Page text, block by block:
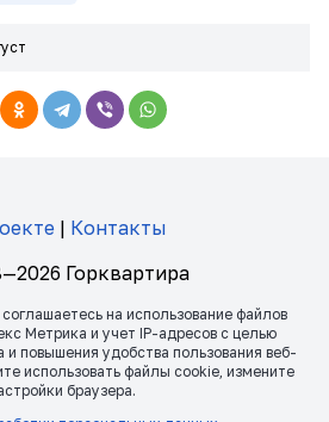
| Контакты
Горквартира
на использование файлов
Метрика и учет IP-адресов с целью
и повышения удобства пользования веб-
использовать файлы сookie, измените
браузера.